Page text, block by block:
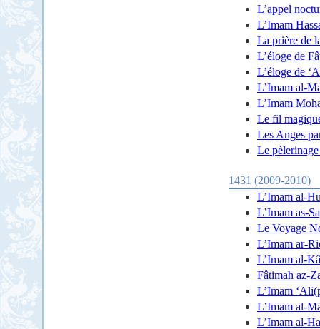
L’appel
L’Imam
La prière de
L’éloge de
L’éloge de
L’Imam al-
L’Imam
Le fil
Les Anges
Le
1431 (2009-2010)
L’Imam al-
L’Imam as-
Le Voyage
L’Imam ar-
L’Imam al-
Fâtimah az-
L’Imam
L’Imam al-
L’Imam al-